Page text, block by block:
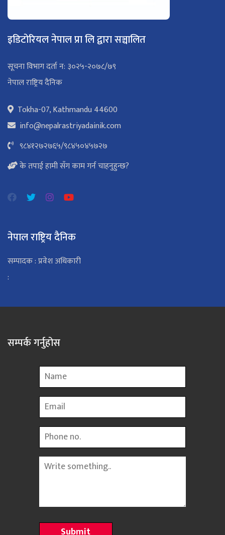
इडिटोरियल नेपाल प्रा लि द्वारा सञ्चालित
सूचना विभाग दर्ता न: ३०२५-२०७८/७९
नेपाल राष्ट्रिय दैनिक
Tokha-07, Kathmandu 44600
info@nepalrastriyadainik.com
९८४१२७२७६५/९८४५०४५७२७
के तपाई हामी सँग काम गर्न चाहनुहुन्छ?
नेपाल राष्ट्रिय दैनिक
सम्पादक : प्रवेश अधिकारी
:
सम्पर्क गर्नुहोस
Name
Email
Phone
Message